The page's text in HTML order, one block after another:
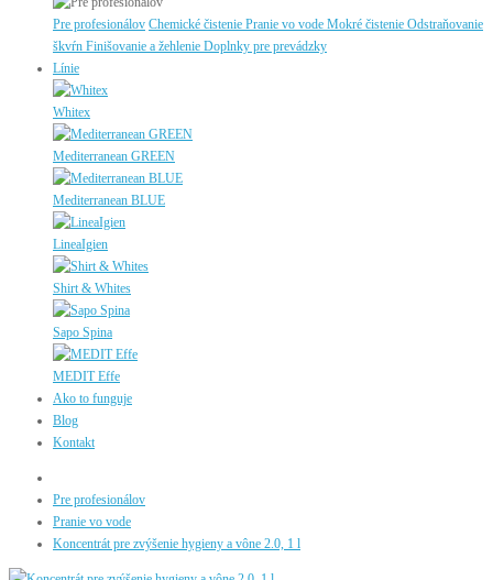
Pre profesionálov Chemické čistenie Pranie vo vode Mokré čistenie Odstraňovanie
škvŕn Finišovanie a žehlenie Doplnky pre prevádzky
Línie
Whitex
Mediterranean GREEN
Mediterranean BLUE
LineaIgien
Shirt & Whites
Sapo Spina
MEDIT Effe
Ako to funguje
Blog
Kontakt
Pre profesionálov
Pranie vo vode
Koncentrát pre zvýšenie hygieny a vône 2.0, 1 l